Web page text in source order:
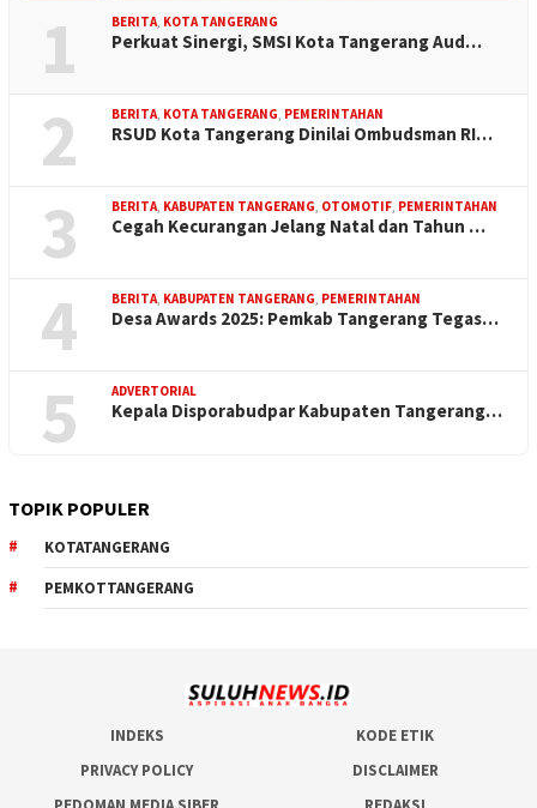
1 BERITA KOTA TANGERANG
Perkuat Sinergi, SMSI Kota Tangerang Aud…
2 BERITA KOTA TANGERANG PEMERINTAHAN
RSUD Kota Tangerang Dinilai Ombudsman RI…
3 BERITA KABUPATEN TANGERANG OTOMOTIF PEMERINTAHAN
Cegah Kecurangan Jelang Natal dan Tahun …
4 BERITA KABUPATEN TANGERANG PEMERINTAHAN
Desa Awards 2025: Pemkab Tangerang Tegas…
5 ADVERTORIAL
Kepala Disporabudpar Kabupaten Tangerang…
TOPIK POPULER
KOTATANGERANG
PEMKOTTANGERANG
INDEKS
KODE ETIK
PRIVACY POLICY
DISCLAIMER